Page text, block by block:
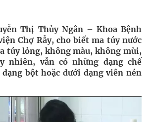
Thị Thủy Ngân – Khoa Bệnh
Chợ Rẫy, cho biết ma túy nước
túy lỏng, không màu, không mùi,
nhiên, vẫn có những dạng chế
bột hoặc dưới dạng viên nén